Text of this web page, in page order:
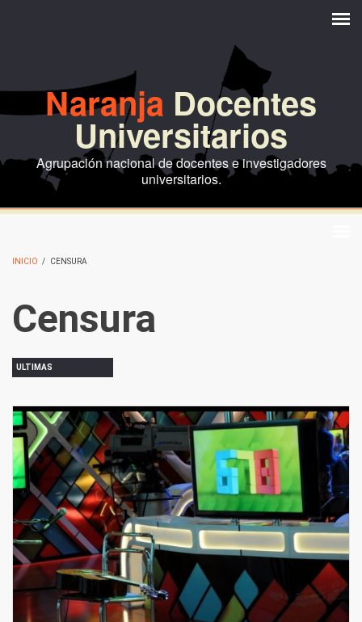
Naranja Docentes
Universitarios
Agrupación nacional de docentes e investigadores
universitarios.
INICIO / CENSURA
Censura
ULTIMAS